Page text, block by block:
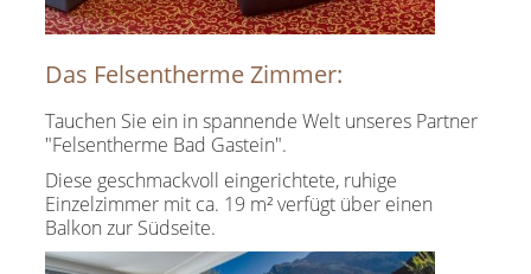
Das Felsentherme Zimmer:
Tauchen Sie ein in spannende Welt unseres Partner
"Felsentherme Bad Gastein".
Diese geschmackvoll eingerichtete, ruhige
Einzelzimmer mit ca. 19 m² verfügt über einen
Balkon zur Südseite.